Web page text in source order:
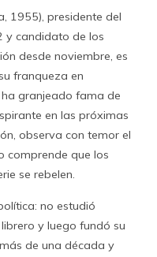
1955), presidente del
y candidato de los
desde noviembre, es
franqueza en
granjeado fama de
en las próximas
observa con temor el
comprende que los
se rebelen.
no estudió
y luego fundó su
de una década y